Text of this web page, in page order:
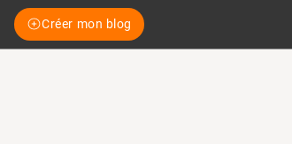
Créer mon blog